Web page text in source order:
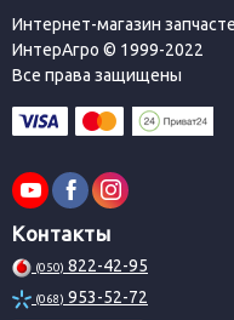
Интернет-магазин
ИнтерАгро © 1999-2022
Все права защищены
Контакты
(050) 822-42-95
(068) 953-52-72